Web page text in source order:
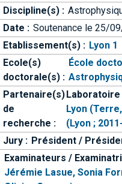
Discipline(s) :
Date : Soutenance le 25/
Etablissement(s) : Lyon 1
Ecole(s)
doctorale(s) :
École
Partenaire(s)
de
recherche :
Laboratoire
Lyon
(Lyon ;
Jury : Président /
Examinateurs /
Jérémie Lasue, Sonia